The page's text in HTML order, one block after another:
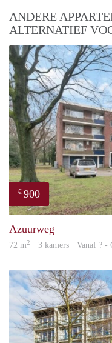
ANDERE
ALTERNATIEF
€ 900
Azuurweg
72 m2 · 3 kamers · Vanaf ? -